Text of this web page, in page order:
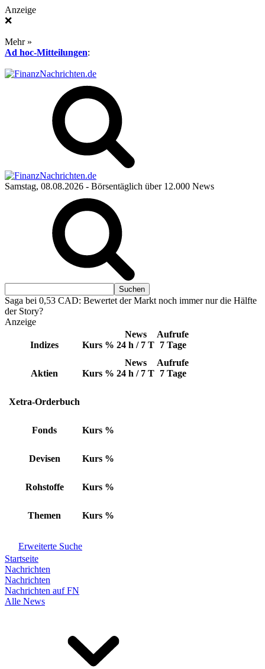
Anzeige
❌
Mehr »
Ad hoc-Mitteilungen:
Samstag, 08.08.2026 - Börsentäglich über 12.000 News
Saga bei 0,53 CAD: Bewertet der Markt noch immer nur die Hälfte
der Story?
Anzeige
Indizes Kurs %
News
24 h / 7 T
Aufrufe
7 Tage
Aktien Kurs %
News
24 h / 7 T
Aufrufe
7 Tage
Xetra-Orderbuch
Fonds Kurs %
Devisen Kurs %
Rohstoffe Kurs %
Themen Kurs %
Erweiterte Suche
Startseite
Nachrichten
Nachrichten
Nachrichten auf FN
Alle News